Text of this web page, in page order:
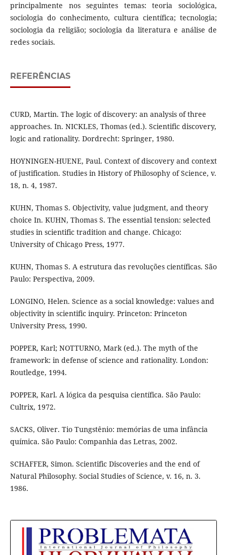
principalmente nos seguintes temas: teoria sociológica,
sociologia do conhecimento, cultura científica; tecnologia;
sociologia da religião; sociologia da literatura e análise de
redes sociais.
REFERÊNCIAS
CURD, Martin. The logic of discovery: an analysis of three
approaches. In. NICKLES, Thomas (ed.). Scientific discovery,
logic and rationality. Dordrecht: Springer, 1980.
HOYNINGEN-HUENE, Paul. Context of discovery and context
of justification. Studies in History of Philosophy of Science, v.
18, n. 4, 1987.
KUHN, Thomas S. Objectivity, value judgment, and theory
choice In. KUHN, Thomas S. The essential tension: selected
studies in scientific tradition and change. Chicago:
University of Chicago Press, 1977.
KUHN, Thomas S. A estrutura das revoluções científicas. São
Paulo: Perspectiva, 2009.
LONGINO, Helen. Science as a social knowledge: values and
objectivity in scientific inquiry. Princeton: Princeton
University Press, 1990.
POPPER, Karl; NOTTURNO, Mark (ed.). The myth of the
framework: in defense of science and rationality. London:
Routledge, 1994.
POPPER, Karl. A lógica da pesquisa científica. São Paulo:
Cultrix, 1972.
SACKS, Oliver. Tio Tungstênio: memórias de uma infância
química. São Paulo: Companhia das Letras, 2002.
SCHAFFER, Simon. Scientific Discoveries and the end of
Natural Philosophy. Social Studies of Science, v. 16, n. 3.
1986.